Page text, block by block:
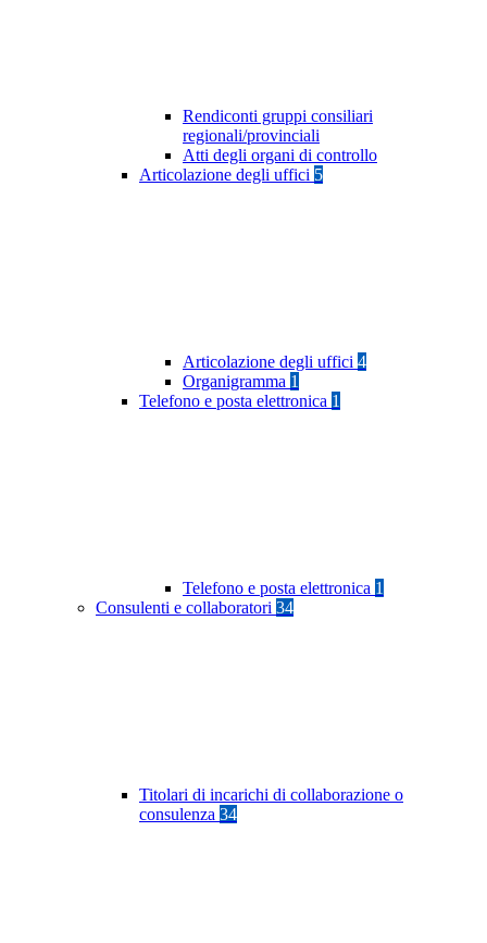
Rendiconti gruppi consiliari
regionali/provinciali
Atti degli organi di controllo
Articolazione degli uffici 5
Articolazione degli uffici 4
Organigramma 1
Telefono e posta elettronica 1
Telefono e posta elettronica 1
Consulenti e collaboratori 34
Titolari di incarichi di collaborazione o
consulenza 34